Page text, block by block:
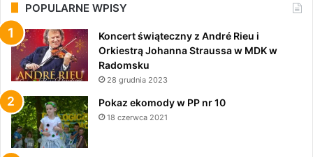
POPULARNE WPISY
Koncert świąteczny z André Rieu i
Orkiestrą Johanna Straussa w MDK w
Radomsku
28 grudnia 2023
Pokaz ekomody w PP nr 10
18 czerwca 2021